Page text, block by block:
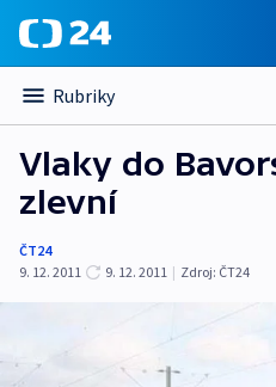
Rubriky
Vlaky do
zlevní
ČT24
9. 12. 2011
9. 12. 2011 | Zdroj: ČT24